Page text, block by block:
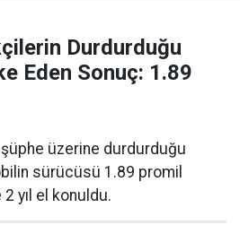
Durdurduğu
Eden Sonuç: 1.89
üzerine durdurduğu
sürücüsü 1.89 promil
2 yıl el konuldu.